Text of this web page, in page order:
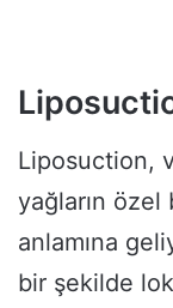
Liposuction,
yağların özel
anlamına
bir şekilde